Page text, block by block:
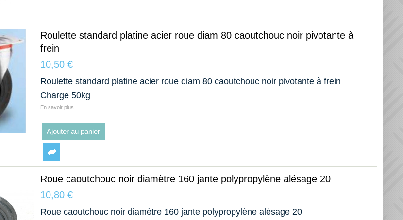
Roulette standard platine acier roue diam 80 caoutchouc noir pivotante à
frein
10,50 €
Roulette standard platine acier roue diam 80 caoutchouc noir pivotante à frein
Charge 50kg
En savoir plus
Ajouter au panier
Roue caoutchouc noir diamètre 160 jante polypropylène alésage 20
10,80 €
Roue caoutchouc noir diamètre 160 jante polypropylène alésage 20